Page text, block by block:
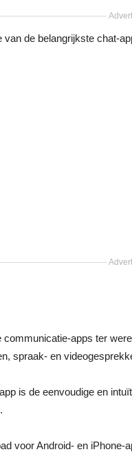
de belangrijkste chat-
apps ter
spraak- en
is de eenvoudige en
voor Android- en